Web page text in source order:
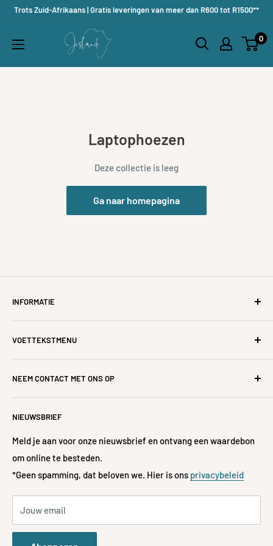
Doorgaan
artikel
Trots Zuid-Afrikaans | Gratis leveringen van meer dan R600 tot R1500**
Jislaaik
Shop
0
Laptophoezen
Deze collectie is leeg
Ga naar homepagina
INFORMATIE
Over ons
Restituties, annuleringen, retouren en ruilen
Levering & doorlooptijden
Veel Gestelde Vragen
Privacybeleid
Volg je bestelling
Servicevoorwaarden
Restitutiebeleid
Betaalmethoden geaccepteerd
VOETTEKSTMENU
Alle producten
Te koop
Huisdecoratie
Accessoires
Mode
Kinderen & Baby's
Cadeaus
Stationair
Alle merken
Over ons
NEEM CONTACT MET ONS OP
hello@jislaaikshop.co.za of
📞 072-197-3522
**Gratis bezorging
Bekijk hoe
u in aanmerking kunt komen voor gratis
NIEUWSBRIEF
Meld je aan voor onze nieuwsbrief en ontvang een waardebon
om online te besteden.
*Geen spamming, dat beloven we. Hier is ons privacybeleid
Jouw email